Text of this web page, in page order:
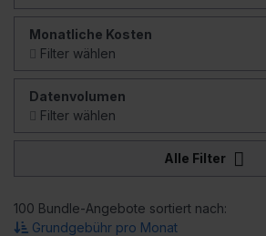
Monatliche Kosten
Filter wählen
Datenvolumen
Filter wählen
Alle Filter
100 Bundle-Angebote sortiert nach:
Grundgebühr pro Monat